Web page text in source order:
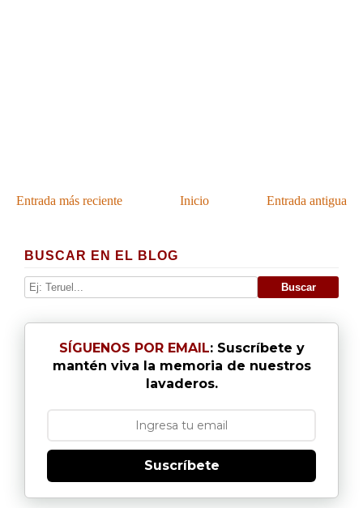
Entrada más reciente Entrada antigua
Inicio
BUSCAR EN EL BLOG
SÍGUENOS POR EMAIL: Suscríbete y
mantén viva la memoria de nuestros
lavaderos.
Suscríbete